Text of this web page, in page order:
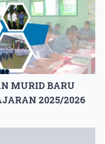
MURID BARU
2025/2026